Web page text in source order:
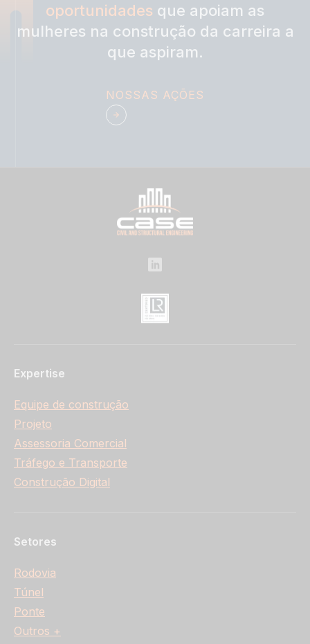
oportunidades que apoiam as
mulheres na construção da carreira a
que aspiram.
NOSSAS AÇÕES
Expertise
Equipe de construção
Projeto
Assessoria Comercial
Tráfego e Transporte
Construção Digital
Setores
Rodovia
Túnel
Ponte
Outros +